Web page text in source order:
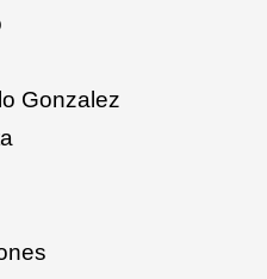
Gonzalez